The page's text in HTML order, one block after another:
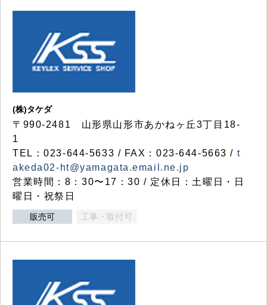
(株)タケダ
〒990-2481 山形県山形市あかねヶ丘3丁目18-
1
TEL：023-644-5633 / FAX：023-644-5663 / t
akeda02-ht@yamagata.email.ne.jp
営業時間：8：30〜17：30 / 定休日：土曜日・日
曜日・祝祭日
販売可 工事・取付可